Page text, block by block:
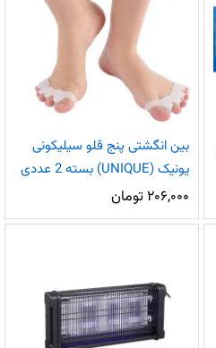
بین انگشتی پنج قلو سیلیکونی
یونیک (UNIQUE) بسته 2 عددی
۲۰۶,۰۰۰ تومان